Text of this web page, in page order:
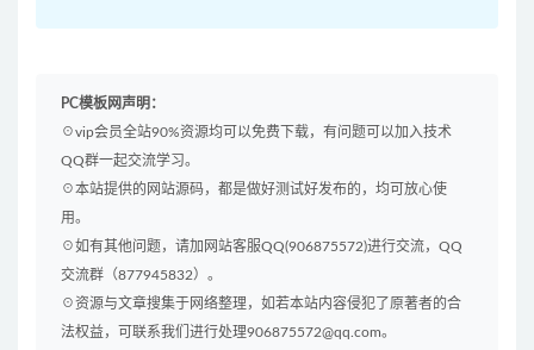
PC模板网声明：
☉vip会员全站90%资源均可以免费下载，有问题可以加入技术
QQ群一起交流学习。
☉本站提供的网站源码，都是做好测试好发布的，均可放心使
用。
☉如有其他问题，请加网站客服QQ(906875572)进行交流，QQ
交流群（877945832）。
☉资源与文章搜集于网络整理，如若本站内容侵犯了原著者的合
法权益，可联系我们进行处理906875572@qq.com。